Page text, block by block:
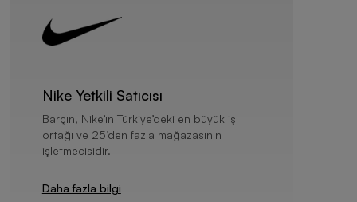
Nike Yetkili Satıcısı
Barçın, Nike’ın Türkiye’deki en büyük iş
ortağı ve 25’den fazla mağazasının
işletmecisidir.
Daha fazla bilgi